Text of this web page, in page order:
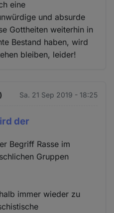
eine
und absurde
Gottheiten weiterhin in
Bestand haben, wird
bleiben, leider!
Sa. 21 Sep 2019 - 18:25
der
Begriff Rasse im
Gruppen
immer wieder zu